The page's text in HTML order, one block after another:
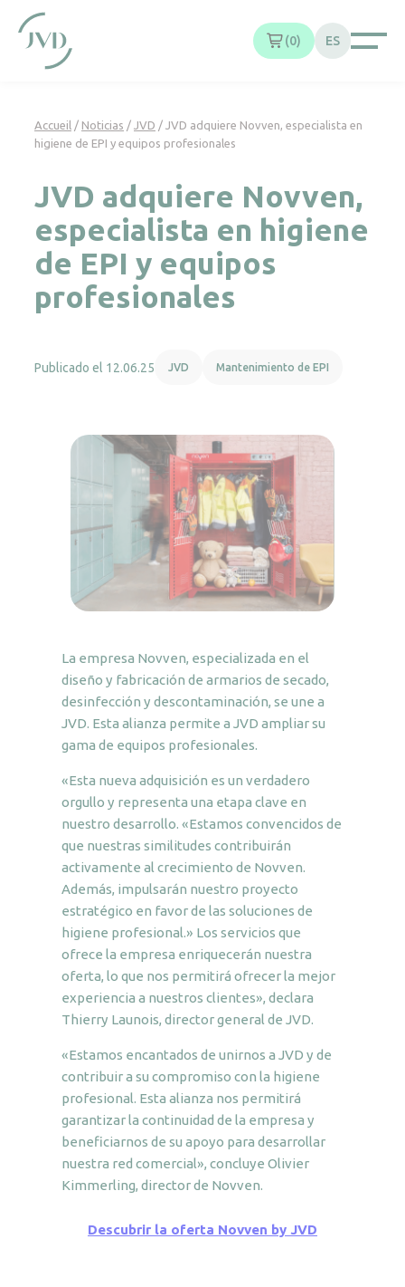
0 ES
Accueil / Noticias / JVD / JVD adquiere Novven, especialista en
higiene de EPI y equipos profesionales
JVD adquiere Novven,
especialista en higiene
de EPI y equipos
profesionales
Publicado el 12.06.25 JVD Mantenimiento de EPI
La empresa Novven, especializada en el
diseño y fabricación de armarios de secado,
desinfección y descontaminación, se une a
JVD. Esta alianza permite a JVD ampliar su
gama de equipos profesionales.
«Esta nueva adquisición es un verdadero
orgullo y representa una etapa clave en
nuestro desarrollo. «Estamos convencidos de
que nuestras similitudes contribuirán
activamente al crecimiento de Novven.
Además, impulsarán nuestro proyecto
estratégico en favor de las soluciones de
higiene profesional.» Los servicios que
ofrece la empresa enriquecerán nuestra
oferta, lo que nos permitirá ofrecer la mejor
experiencia a nuestros clientes», declara
Thierry Launois, director general de JVD.
«Estamos encantados de unirnos a JVD y de
contribuir a su compromiso con la higiene
profesional. Esta alianza nos permitirá
garantizar la continuidad de la empresa y
beneficiarnos de su apoyo para desarrollar
nuestra red comercial», concluye Olivier
Kimmerling, director de Novven.
Descubrir la oferta Novven by JVD
Panel de gestión de cookies